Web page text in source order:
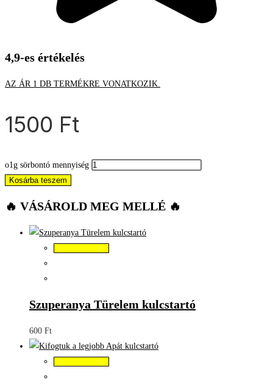
4,9-es értékelés
AZ ÁR 1 DB TERMÉKRE VONATKOZIK.
1500 Ft
o1g sörbontó mennyiség
Kosárba teszem
🔥 VÁSÁROLD MEG MELLÉ 🔥
Szuperanya Türelem kulcstartó
600 Ft